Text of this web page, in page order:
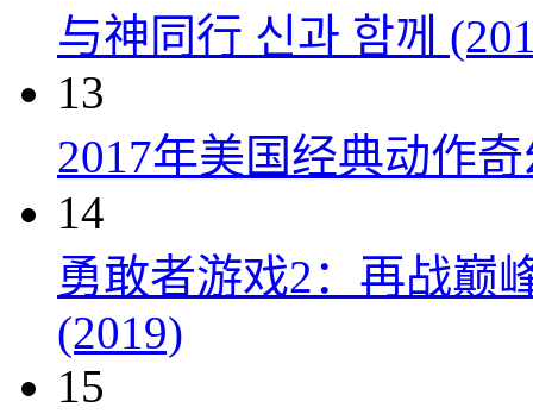
与神同行 신과 함께
13
2017年美国经典动作
14
勇敢者游戏2：再战巅
(2019)
15